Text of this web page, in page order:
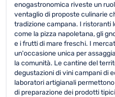
enogastronomica riveste un
ventaglio di proposte culinarie
tradizione campana. I ristoranti
come la pizza napoletana, gli
e i frutti di mare freschi. I
un'occasione unica per
la comunità. Le cantine del
degustazioni di vini campani di
laboratori artigianali
di preparazione dei prodotti